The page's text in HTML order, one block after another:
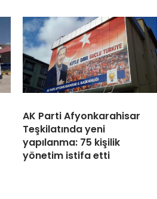
AK Parti Afyonkarahisar
Teşkilatında yeni
yapılanma: 75 kişilik
yönetim istifa etti